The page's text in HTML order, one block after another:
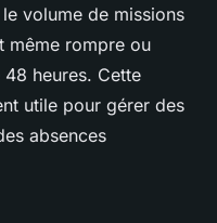
volume de missions
même rompre ou
heures. Cette
utile pour gérer des
absences